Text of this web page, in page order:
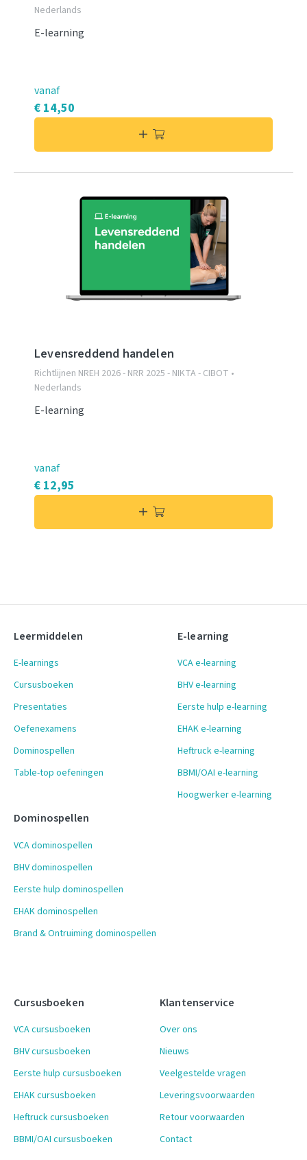
Nederlands
E-learning
vanaf
€ 14,50
Levensreddend handelen
Richtlijnen NREH 2026 - NRR 2025 - NIKTA - CIBOT •
Nederlands
E-learning
vanaf
€ 12,95
Leermiddelen
E-learnings
Cursusboeken
Presentaties
Oefenexamens
Dominospellen
Table-top oefeningen
Dominospellen
VCA dominospellen
BHV dominospellen
Eerste hulp dominospellen
EHAK dominospellen
Brand & Ontruiming dominospellen
E-learning
VCA e-learning
BHV e-learning
Eerste hulp e-learning
EHAK e-learning
Heftruck e-learning
BBMI/OAI e-learning
Hoogwerker e-learning
Cursusboeken
VCA cursusboeken
BHV cursusboeken
Eerste hulp cursusboeken
EHAK cursusboeken
Heftruck cursusboeken
BBMI/OAI cursusboeken
Klantenservice
Over ons
Nieuws
Veelgestelde vragen
Leveringsvoorwaarden
Retour voorwaarden
Contact